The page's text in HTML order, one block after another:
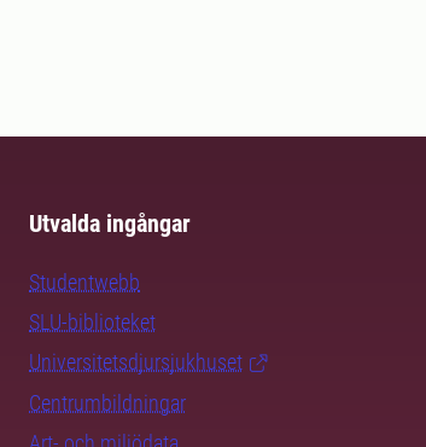
Utvalda ingångar
Studentwebb
SLU-biblioteket
Universitetsdjursjukhuset
Centrumbildningar